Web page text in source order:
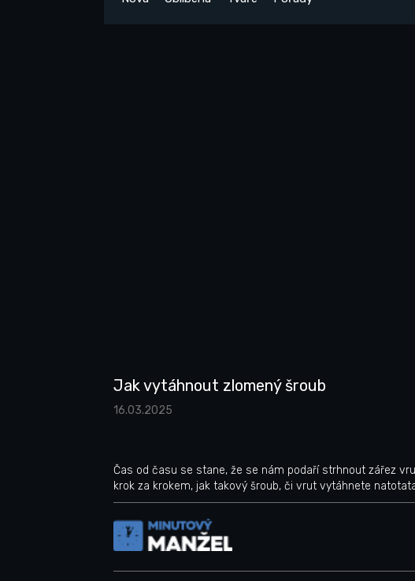
Jak vytáhnout zlomený šroub
16.03.2025
Čas od času se stane, že se nám podaří strhnout zářez
krok za krokem, jak takový šroub, či vrut vytáhnete